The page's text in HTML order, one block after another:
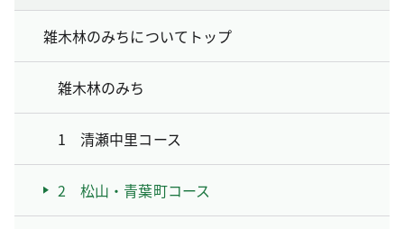
雑木林のみちについてトップ
雑木林のみち
1 清瀬中里コース
2 松山・青葉町コース